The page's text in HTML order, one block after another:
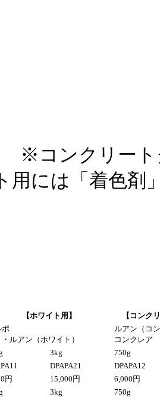
※コンクリート
用には「着色剤
【ホワイト用】 【コンク
ポ
ルアン（ホワイト）
ルアン（コ
コンクレア
3kg
750g
DPAPA21
DPAPA12
円 15,000円
6,000円
3kg
750g